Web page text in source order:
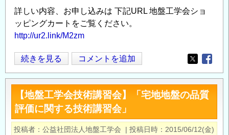
盛
土
の
安
定，
地
震
に
よ
る
詳しい内容、お申し込みは 下記URL 地盤工学会ショ
ッピングカートをご覧ください。
http://ur2.link/M2zm
第
2
回
宅
地
地
続きを見る コメントを追加
Opens in
【地盤工学会技術講習会】「宅地地盤の品質
評価に関する技術講習会」
投稿者 公益社団法人地盤工学会 | 投稿日時
2015/06/12(金)